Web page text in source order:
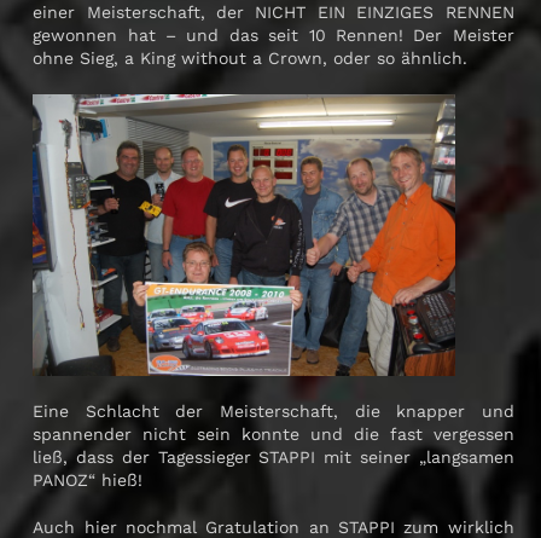
einer Meisterschaft, der NICHT EIN EINZIGES RENNEN
gewonnen hat – und das seit 10 Rennen! Der Meister
ohne Sieg, a King without a Crown, oder so ähnlich.
Eine Schlacht der Meisterschaft, die knapper und
spannender nicht sein konnte und die fast vergessen
ließ, dass der Tagessieger STAPPI mit seiner „langsamen
PANOZ“ hieß!
Auch hier nochmal Gratulation an STAPPI zum wirklich